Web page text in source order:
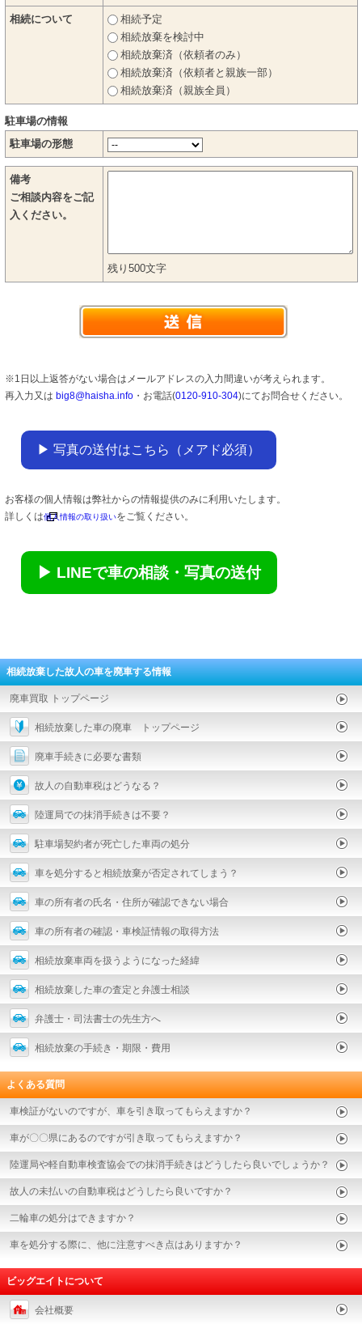
相続について
相続予定
相続放棄を検討中
相続放棄済（依頼者のみ）
相続放棄済（依頼者と親族一部）
相続放棄済（親族全員）
駐車場の情報
駐車場の形態
備考
ご相談内容をご記
入ください。
残り 500文字
※1日以上返答がない場合はメールアドレスの入力間違いが考えられます。
再入力又は big8@haisha.info ・お電話(0120-910-304)にてお問合せください。
▶ 写真の送付はこちら（メアド必須）
お客様の個人情報は弊社からの情報提供のみに利用いたします。
詳しくは個人情報の取り扱いをご覧ください。
▶ LINEで車の相談・写真の送付
相続放棄した故人の車を廃車する情報
廃車買取 トップページ
相続放棄した車の廃車 トップページ
廃車手続きに必要な書類
故人の自動車税はどうなる？
陸運局での抹消手続きは不要？
駐車場契約者が死亡した車両の処分
車を処分すると相続放棄が否定されてしまう？
車の所有者の氏名・住所が確認できない場合
車の所有者の確認・車検証情報の取得方法
相続放棄車両を扱うようになった経緯
相続放棄した車の査定と弁護士相談
弁護士・司法書士の先生方へ
相続放棄の手続き・期限・費用
よくある質問
車検証がないのですが、車を引き取ってもらえますか？
車が〇〇県にあるのですが引き取ってもらえますか？
陸運局や軽自動車検査協会での抹消手続きはどうしたら良いでしょうか？
故人の未払いの自動車税はどうしたら良いですか？
二輪車の処分はできますか？
車を処分する際に、他に注意すべき点はありますか？
ビッグエイトについて
会社概要